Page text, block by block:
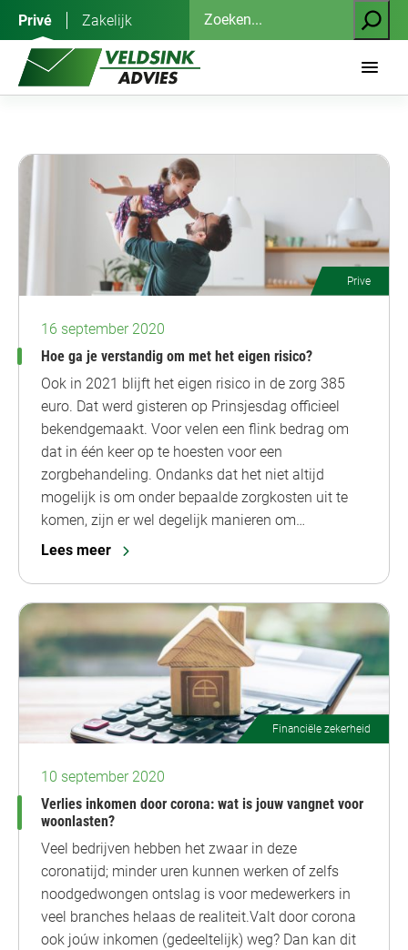
inhoud
Privé Zakelijk
Zoeken
Prive
16 september 2020
Hoe ga je verstandig om met het eigen risico?
Ook in 2021 blijft het eigen risico in de zorg 385
euro. Dat werd gisteren op Prinsjesdag officieel
bekendgemaakt. Voor velen een flink bedrag om
dat in één keer op te hoesten voor een
zorgbehandeling. Ondanks dat het niet altijd
mogelijk is om onder bepaalde zorgkosten uit te
komen, zijn er wel degelijk manieren om…
Lees meer
Financiële zekerheid
10 september 2020
Verlies inkomen door corona: wat is jouw vangnet voor
woonlasten?
Veel bedrijven hebben het zwaar in deze
coronatijd; minder uren kunnen werken of zelfs
noodgedwongen ontslag is voor medewerkers in
veel branches helaas de realiteit.Valt door corona
ook joúw inkomen (gedeeltelijk) weg? Dan kan dit